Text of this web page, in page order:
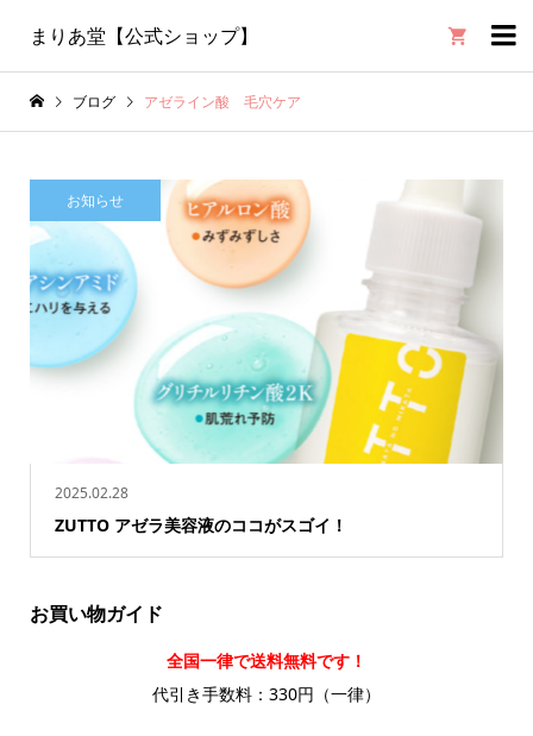
まりあ堂【公式ショップ】 
ブログ アゼライン酸 毛穴ケア
2025.02.28
ZUTTO アゼラ美容液のココがスゴイ！
お知らせ
お買い物ガイド
全国一律で送料無料です！
代引き手数料：330円（一律）